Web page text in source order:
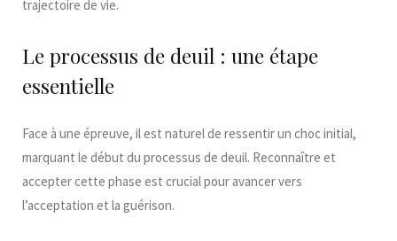
trajectoire de vie.​
Le processus de deuil : une étape
essentielle
Face à une épreuve, il est naturel de ressentir un choc initial,
marquant le début du processus de deuil. Reconnaître et
accepter cette phase est crucial pour avancer vers
l’acceptation et la guérison.​